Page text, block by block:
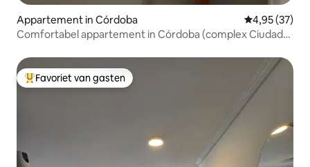
Appartement in Córdoba Gemiddelde
4,95 (37)
Comfortabel appartement in Córdoba (complex Ciudad
Topfavoriet van gasten
Favoriet van gasten